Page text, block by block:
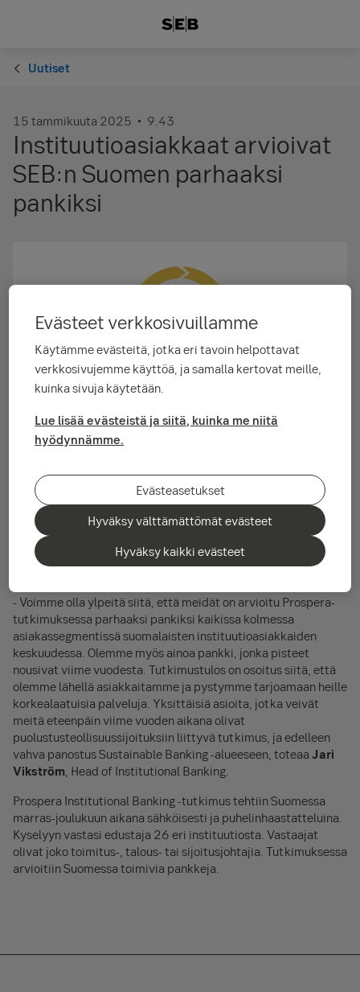
Uutiset
15 tammikuuta 2025 9.43
Instituutioasiakkaat arvioivat
SEB:n Suomen parhaaksi
pankiksi
pankiksi vuotuisessa Prospera Institutional
Banking -asiakastyytyväisyyskyselyssä.
Toiseksi tutkimuksessa sijoittui Nordea ja kolmanneksi
- Voimme olla ylpeitä siitä, että meidät on arvioitu Prospera-
tutkimuksessa parhaaksi pankiksi kaikissa kolmessa
asiakassegmentissä suomalaisten instituutioasiakkaiden
keskuudessa. Olemme myös ainoa pankki, jonka pisteet
nousivat viime vuodesta. Tutkimustulos on osoitus siitä, että
olemme lähellä asiakkaitamme ja pystymme tarjoamaan heille
korkealaatuisia palveluja. Yksittäisiä asioita, jotka veivät
meitä eteenpäin viime vuoden aikana olivat
puolustusteollisuussijoituksiin liittyvä tutkimus, ja edelleen
vahva panostus Sustainable Banking -alueeseen, toteaa Jari
Vikström, Head of Institutional Banking.
Prospera Institutional Banking -tutkimus tehtiin Suomessa
marras-joulukuun aikana sähköisesti ja puhelinhaastatteluina.
Kyselyyn vastasi edustaja 26 eri instituutiosta. Vastaajat
olivat joko toimitus-, talous- tai sijoitusjohtajia. Tutkimuksessa
arvioitiin Suomessa toimivia pankkeja.
Evästeet verkkosivuillamme
Käytämme evästeitä, jotka eri tavoin helpottavat
verkkosivujemme käyttöä, ja samalla kertovat meille,
kuinka sivuja käytetään.
Lue lisää evästeistä ja siitä, kuinka me niitä
hyödynnämme.
Evästeasetukset
Hyväksy välttämättömät evästeet
Hyväksy kaikki evästeet